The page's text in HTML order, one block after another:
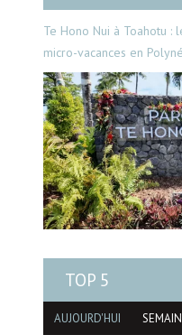
Te Hono Nui à Toahotu
micro-vacances en
TOP 5
AUJOURD'HUI